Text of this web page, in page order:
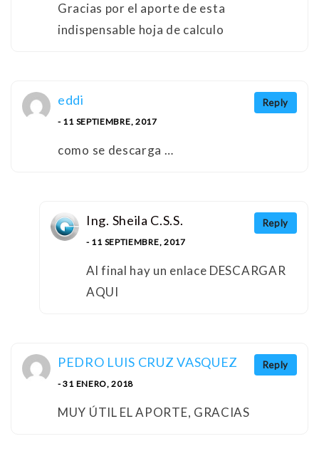
Gracias por el aporte de esta
indispensable hoja de calculo
Reply
eddi
- 11 SEPTIEMBRE, 2017
como se descarga …
Reply
Ing. Sheila C.S.S.
- 11 SEPTIEMBRE, 2017
Al final hay un enlace DESCARGAR
AQUI
Reply
PEDRO LUIS CRUZ VASQUEZ
- 31 ENERO, 2018
MUY ÚTIL EL APORTE, GRACIAS